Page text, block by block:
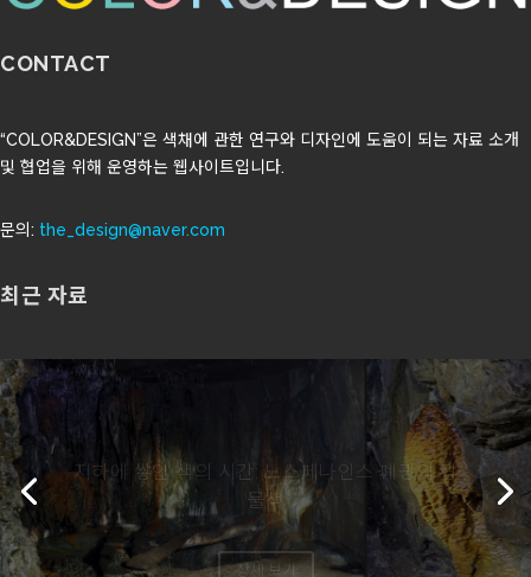
CONTACT
“COLOR&DESIGN”은 색채에 관한 연구와 디자인에 도움이 되는 자료 소개
및 협업을 위해 운영하는 웹사이트입니다.
문의: the_design@naver.com
최근 자료
지하에 쌓인 색의 시간: 노스페나인스 폐광의 광
물색
상세 보기